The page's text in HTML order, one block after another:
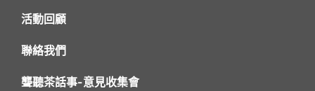
活動回顧
聯絡我們
聾聽茶話事-意見收集會